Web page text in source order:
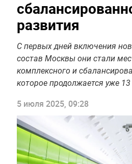
развития
С первых дней включения
состав Москвы они стали
комплексного и
которое продолжается уже 13
5 июля 2025, 09:28